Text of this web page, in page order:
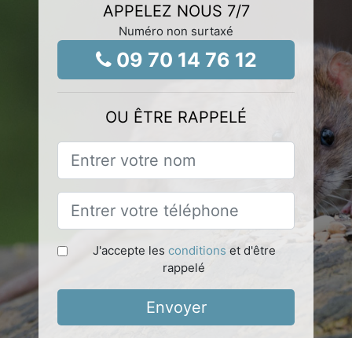
APPELEZ NOUS 7/7
Numéro non surtaxé
09 70 14 76 12
OU ÊTRE RAPPELÉ
J'accepte les conditions et d'être
rappelé
Envoyer